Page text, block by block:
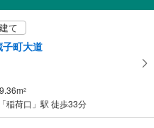
て
子町大道
2
稲荷口」駅 徒歩33分